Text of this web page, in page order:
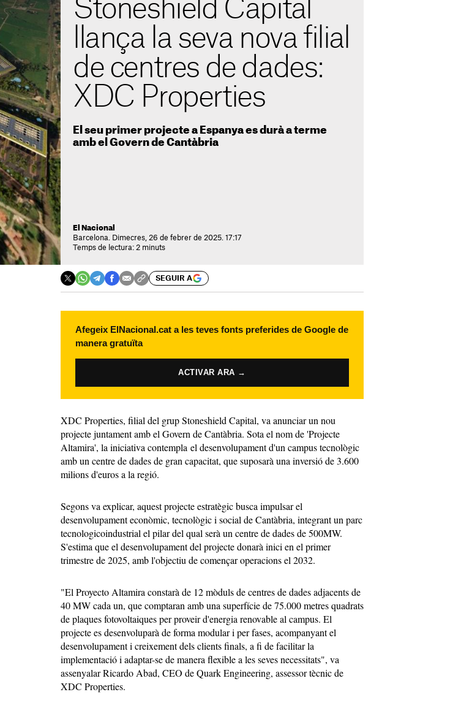
Stoneshield Capital
llança la seva nova filial
de centres de dades:
XDC Properties
El seu primer projecte a Espanya es durà a terme
amb el Govern de Cantàbria
El Nacional
Barcelona. Dimecres, 26 de febrer de 2025. 17:17
Temps de lectura: 2 minuts
SEGUIR A
Afegeix ElNacional.cat a les teves fonts preferides de Google de
manera gratuïta
ACTIVAR ARA →
XDC Properties, filial del grup Stoneshield Capital, va anunciar un nou
projecte juntament amb el Govern de Cantàbria. Sota el nom de 'Projecte
Altamira', la iniciativa contempla el desenvolupament d'un campus tecnològic
amb un centre de dades de gran capacitat, que suposarà una inversió de 3.600
milions d'euros a la regió.
Segons va explicar, aquest projecte estratègic busca impulsar el
desenvolupament econòmic, tecnològic i social de Cantàbria, integrant un parc
tecnologicoindustrial el pilar del qual serà un centre de dades de 500MW.
S'estima que el desenvolupament del projecte donarà inici en el primer
trimestre de 2025, amb l'objectiu de començar operacions el 2032.
"El Proyecto Altamira constarà de 12 mòduls de centres de dades adjacents de
40 MW cada un, que comptaran amb una superfície de 75.000 metres quadrats
de plaques fotovoltaiques per proveir d'energia renovable al campus. El
projecte es desenvoluparà de forma modular i per fases, acompanyant el
desenvolupament i creixement dels clients finals, a fi de facilitar la
implementació i adaptar-se de manera flexible a les seves necessitats", va
assenyalar Ricardo Abad, CEO de Quark Engineering, assessor tècnic de
XDC Properties.